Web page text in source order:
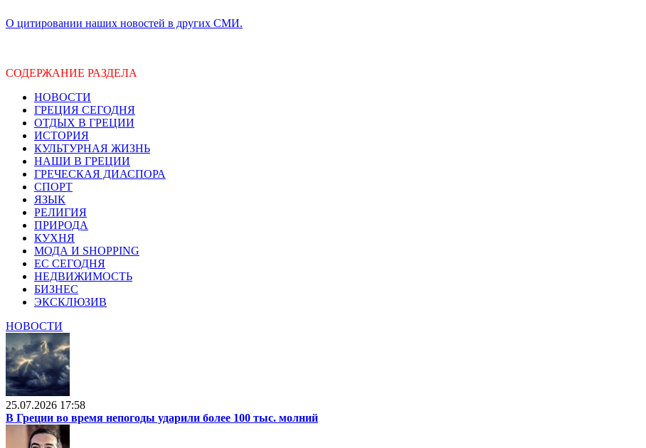
О цитировании наших новостей в других СМИ.
СОДЕРЖАНИЕ РАЗДЕЛА
НОВОСТИ
ГРЕЦИЯ СЕГОДНЯ
ОТДЫХ В ГРЕЦИИ
ИСТОРИЯ
КУЛЬТУРНАЯ ЖИЗНЬ
НАШИ В ГРЕЦИИ
ГРЕЧЕСКАЯ ДИАСПОРА
СПОРТ
ЯЗЫК
РЕЛИГИЯ
ПРИРОДА
КУХНЯ
МОДА И SHOPPING
ЕС СЕГОДНЯ
НЕДВИЖИМОСТЬ
БИЗНЕС
ЭКСКЛЮЗИВ
НОВОСТИ
25.07.2026 17:58
В Греции во время непогоды ударили более 100 тыс. молний